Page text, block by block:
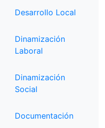
Desarrollo Local
Dinamización
Laboral
Dinamización
Social
Documentación